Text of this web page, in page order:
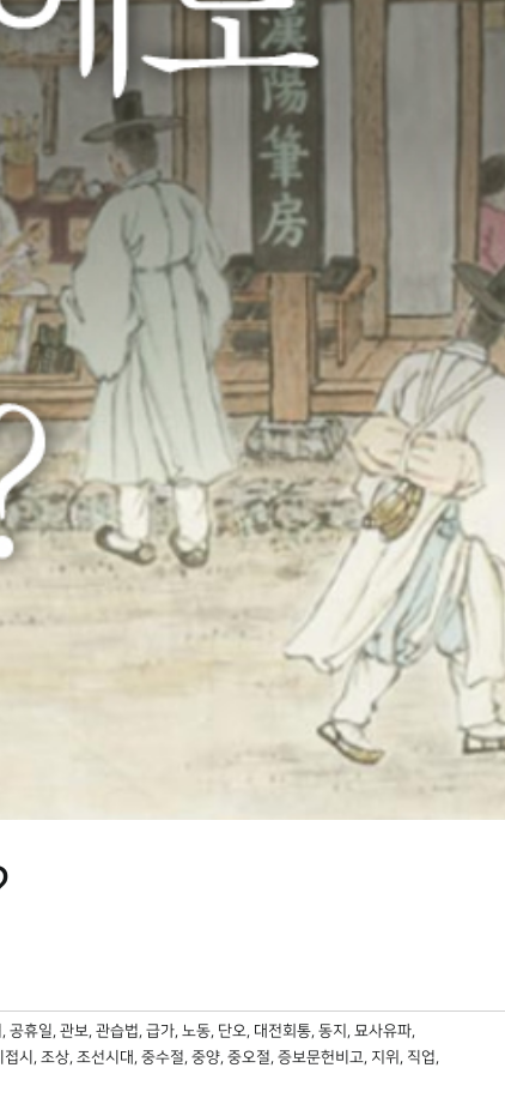
, 공휴일, 관보, 관습법, 급가, 노동, 단오, 대전회통, 동지 , 묘사유파,
시 , 조상, 조선시대 , 중수절, 중양, 중오절, 증보문헌비고, 지위 , 직업,